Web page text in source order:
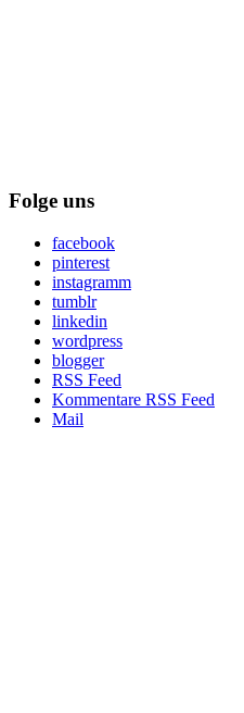
Folge uns
facebook
pinterest
instagramm
tumblr
linkedin
wordpress
blogger
RSS Feed
Kommentare RSS Feed
Mail